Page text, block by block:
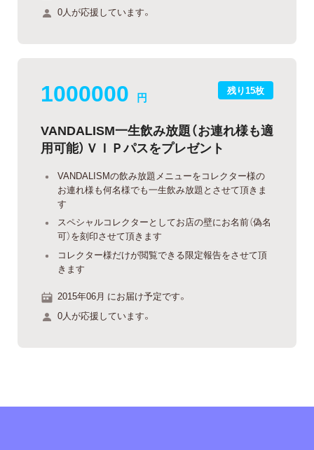
0人が応援しています。
残り15枚
1000000 円
VANDALISM一生飲み放題（お連れ様も適
用可能）ＶＩＰパスをプレゼント
VANDALISMの飲み放題メニューをコレクター様の
お連れ様も何名様でも一生飲み放題とさせて頂きま
す
スペシャルコレクターとしてお店の壁にお名前（偽名
可）を刻印させて頂きます
コレクター様だけが閲覧できる限定報告をさせて頂
きます
2015年06月 にお届け予定です。
0人が応援しています。